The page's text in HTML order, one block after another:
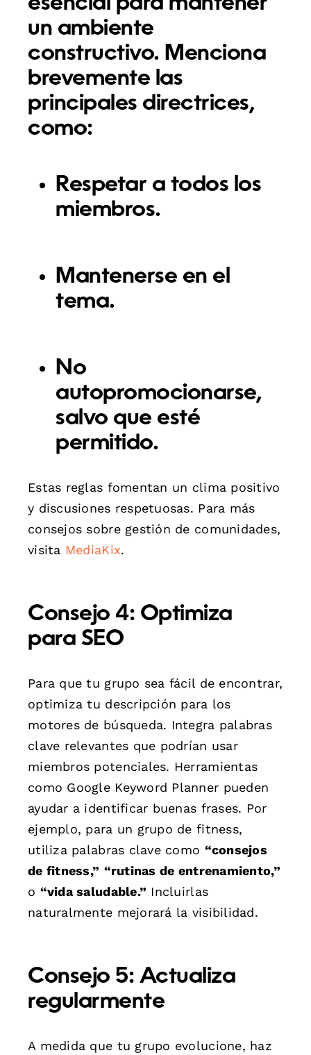
un ambiente
constructivo. Menciona
brevemente las
principales directrices,
como:
Respetar a todos los
miembros.
Mantenerse en el
tema.
No
autopromocionarse,
salvo que esté
permitido.
Estas reglas fomentan un clima positivo
y discusiones respetuosas. Para más
consejos sobre gestión de comunidades,
visita MediaKix.
Consejo 4: Optimiza
para SEO
Para que tu grupo sea fácil de encontrar,
optimiza tu descripción para los
motores de búsqueda. Integra palabras
clave relevantes que podrían usar
miembros potenciales. Herramientas
como Google Keyword Planner pueden
ayudar a identificar buenas frases. Por
ejemplo, para un grupo de fitness,
utiliza palabras clave como “consejos
de fitness,” “rutinas de entrenamiento,”
o “vida saludable.” Incluirlas
naturalmente mejorará la visibilidad.
Consejo 5: Actualiza
regularmente
A medida que tu grupo evolucione, haz